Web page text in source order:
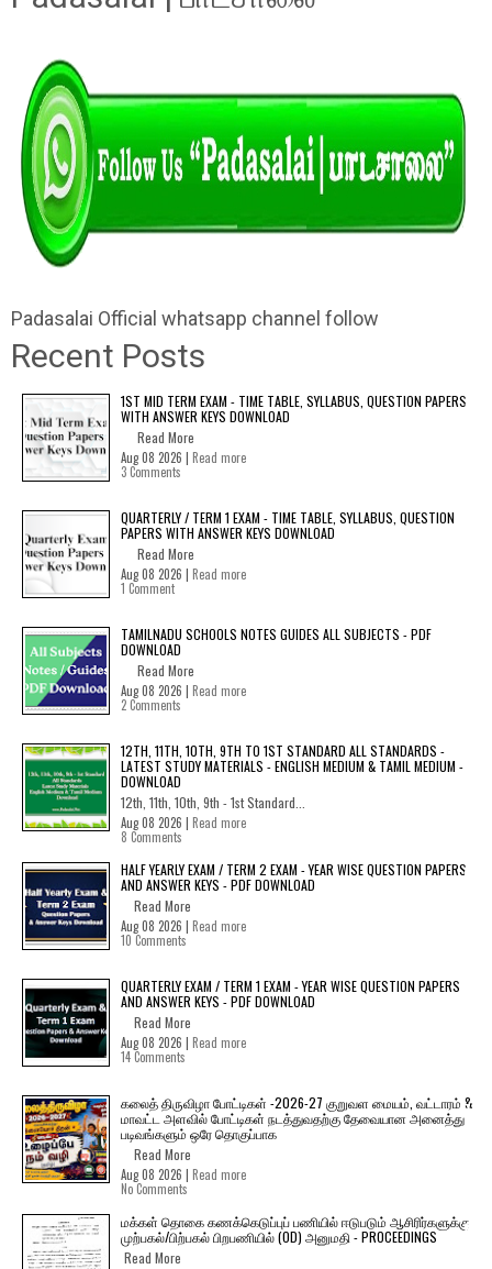
Padasalai Official whatsapp channel follow
Recent Posts
1ST MID TERM EXAM - TIME TABLE, SYLLABUS, QUESTION PAPERS
WITH ANSWER KEYS DOWNLOAD
Read More
Aug 08 2026 | Read more
3 Comments
QUARTERLY / TERM 1 EXAM - TIME TABLE, SYLLABUS, QUESTION
PAPERS WITH ANSWER KEYS DOWNLOAD
Read More
Aug 08 2026 | Read more
1 Comment
TAMILNADU SCHOOLS NOTES GUIDES ALL SUBJECTS - PDF
DOWNLOAD
Read More
Aug 08 2026 | Read more
2 Comments
12TH, 11TH, 10TH, 9TH TO 1ST STANDARD ALL STANDARDS -
LATEST STUDY MATERIALS - ENGLISH MEDIUM & TAMIL MEDIUM -
DOWNLOAD
12th, 11th, 10th, 9th - 1st Standard...
Aug 08 2026 | Read more
8 Comments
HALF YEARLY EXAM / TERM 2 EXAM - YEAR WISE QUESTION PAPERS
AND ANSWER KEYS - PDF DOWNLOAD
Read More
Aug 08 2026 | Read more
10 Comments
QUARTERLY EXAM / TERM 1 EXAM - YEAR WISE QUESTION PAPERS
AND ANSWER KEYS - PDF DOWNLOAD
Read More
Aug 08 2026 | Read more
14 Comments
கலைத் திருவிழா போட்டிகள் -2026-27 குறுவள மையம், வட்டாரம் &
மாவட்ட அளவில் போட்டிகள் நடத்துவதற்கு தேவையான அனைத்து
படிவங்களும் ஒரே தொகுப்பாக
Read More
Aug 08 2026 | Read more
No Comments
மக்கள் தொகை கணக்கெடுப்புப் பணியில் ஈடுபடும் ஆசிரிர்களுக்கு
முற்பகல்/பிற்பகல் பிறபணியில் (OD) அனுமதி - PROCEEDINGS
Read More